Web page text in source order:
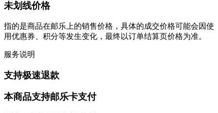
未划线价格
指的是商品在邮乐上的销售价格，具体的成交价格可能会因使
用优惠券、积分等发生变化，最终以订单结算页价格为准。
服务说明
支持极速退款
本商品支持邮乐卡支付